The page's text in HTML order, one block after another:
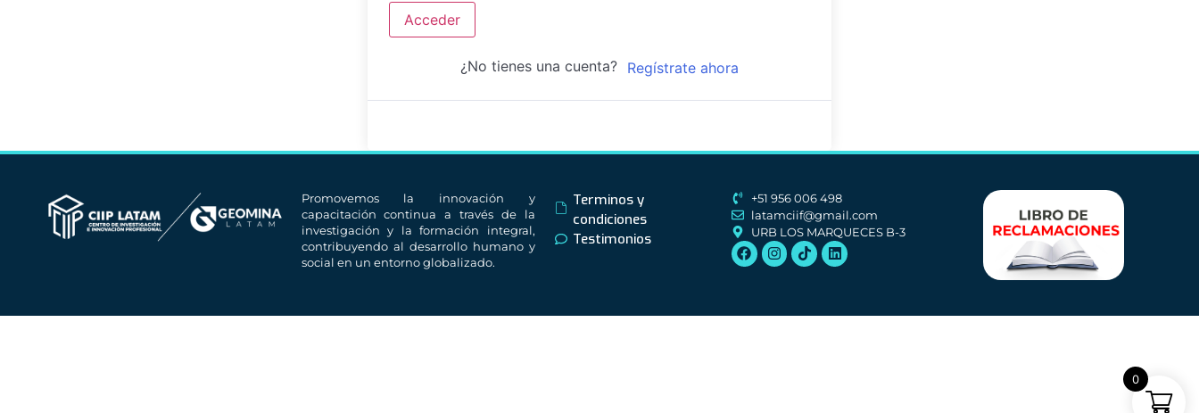
Acceder
¿No tienes una cuenta? Regístrate ahora
Promovemos la innovación y
capacitación continua a través de la
investigación y la formación integral,
contribuyendo al desarrollo humano y
social en un entorno globalizado.
Terminos y
condiciones
Testimonios
+51 956 006 498
latamciif@gmail.com
URB LOS MARQUECES B-3
0